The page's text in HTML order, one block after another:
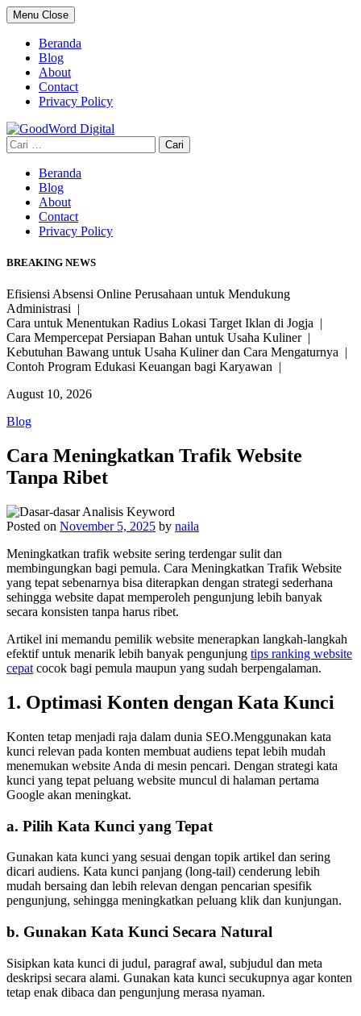
Skip
to
content
Menu Close
Beranda
Blog
About
Contact
Privacy Policy
Cari
untuk:
Beranda
Blog
About
Contact
Privacy Policy
BREAKING NEWS
Efisiensi Absensi Online Perusahaan untuk Mendukung
Administrasi |
Cara untuk Menentukan Radius Lokasi Target Iklan di Jogja |
Cara Mempercepat Persiapan Bahan untuk Usaha Kuliner |
Kebutuhan Bawang untuk Usaha Kuliner dan Cara Mengaturnya |
Contoh Program Edukasi Keuangan bagi Karyawan |
August 10, 2026
Blog
Cara Meningkatkan Trafik Website
Tanpa Ribet
Posted on November 5, 2025 by naila
Meningkatkan trafik website sering terdengar sulit dan
membingungkan bagi pemula. Cara Meningkatkan Trafik Website
yang tepat sebenarnya bisa diterapkan dengan strategi sederhana
sehingga website dapat memperoleh pengunjung lebih banyak
secara konsisten tanpa harus ribet.
Artikel ini memandu pemilik website menerapkan langkah-langkah
efektif untuk menarik lebih banyak pengunjung tips ranking website
cepat cocok bagi pemula maupun yang sudah berpengalaman.
1. Optimasi Konten dengan Kata Kunci
Konten tetap menjadi raja dalam dunia SEO.Menggunakan kata
kunci relevan pada konten membuat audiens tepat lebih mudah
menemukan website Anda di mesin pencari. Dengan strategi kata
kunci yang tepat peluang website muncul di halaman pertama
Google akan meningkat.
a. Pilih Kata Kunci yang Tepat
Gunakan kata kunci yang sesuai dengan topik artikel dan sering
dicari audiens. Kata kunci panjang (long-tail) cenderung lebih
mudah bersaing dan lebih relevan dengan pencarian spesifik
pengunjung, sehingga meningkatkan peluang klik dan kunjungan.
b. Gunakan Kata Kunci Secara Natural
Sisipkan kata kunci di judul, paragraf awal, subjudul dan meta
deskripsi secara alami. Gunakan kata kunci secukupnya agar konten
tetap enak dibaca dan pengunjung merasa nyaman.